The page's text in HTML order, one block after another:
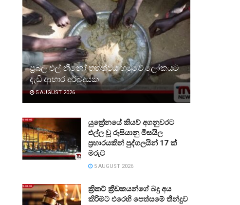
ප්‍රබල එල් නීනෝ තත්ත්වය හමුවේ ලෝකයට
දැඩි ආහාර අර්බුදයක
5 AUGUST 2026
යුක්‍රේනයේ කියව් අගනුවරට
එල්ල වූ රුසියානු මිසයිල
ප්‍රහාරයකින් පුද්ගලයින් 17 ක්
මරුට
5 AUGUST 2026
ක්‍රිකට් ක්‍රීඩකයන්ගේ බදු අය
කිරීමට එරෙහි පෙත්සමේ තීන්දුව